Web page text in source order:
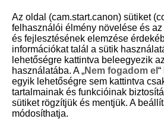
6-25 Equestrianism
This setting is perfect for aiming for
equestrianism.
Az oldal (cam.start.canon) sütiket
felhasználói élmény növelése és
és fejlesztésének elemzése
információkat talál a sütik
lehetőségre kattintva beleegyezik
használatába. A „Nem fogadom el
egyik lehetőségre sem kattintva
tartalmainak és funkcióinak
sütiket rögzítjük és mentjük. A
módosíthatja.